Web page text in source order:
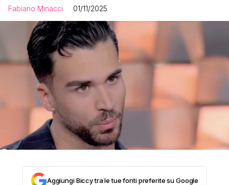
Fabiano Minacci 01/11/2025
Aggiungi Biccy tra le tue fonti preferite su Google